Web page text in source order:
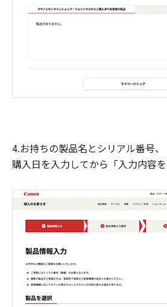
4.お持ちの製品名とシリアル番号、
購入日を入力してから「入力内容